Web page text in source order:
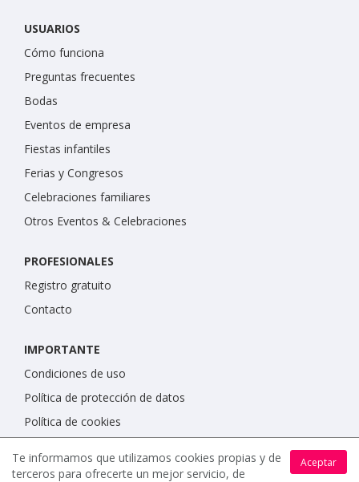
USUARIOS
Cómo funciona
Preguntas frecuentes
Bodas
Eventos de empresa
Fiestas infantiles
Ferias y Congresos
Celebraciones familiares
Otros Eventos & Celebraciones
PROFESIONALES
Registro gratuito
Contacto
IMPORTANTE
Condiciones de uso
Política de protección de datos
Política de cookies
Aceptar
Te informamos que utilizamos cookies propias y de
terceros para ofrecerte un mejor servicio, de